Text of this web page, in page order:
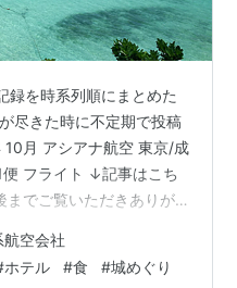
録を時系列順にまとめた
尽きた時に不定期で投稿
月 アシアナ航空 東京/成
フライト ↓記事はこち
でご覧いただきありが
もフォローお願いしま
@ryoutatravel
航空会社
ホテル #食 #城めぐり